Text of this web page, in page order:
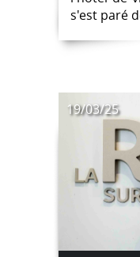
s'est paré
19/03/25